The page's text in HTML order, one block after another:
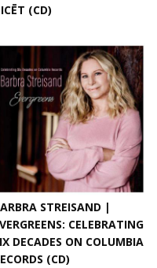
(CD)
STREISAND |
CELEBRATING
DECADES ON COLUMBIA
(CD)